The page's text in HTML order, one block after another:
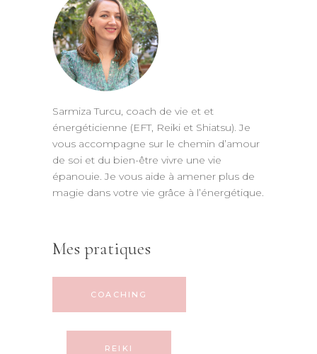
Sarmiza Turcu, coach de vie et et
énergéticienne (EFT, Reiki et Shiatsu). Je
vous accompagne sur le chemin d’amour
de soi et du bien-être vivre une vie
épanouie. Je vous aide à amener plus de
magie dans votre vie grâce à l’énergétique.
Mes pratiques
COACHING
REIKI